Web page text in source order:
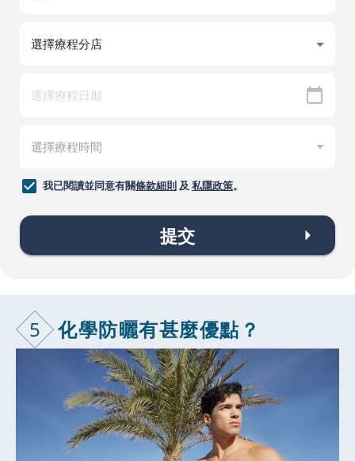
我已閱讀並同意有關條款細則 及 私隱政策。
提交
5 化學防曬有甚麼優點？